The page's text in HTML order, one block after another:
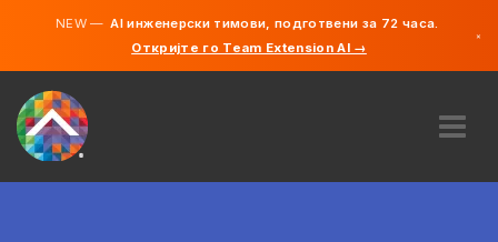
NEW —AI инженерски тимови, подготвени за 72 часа.
Откријте го Team Extension AI →
×